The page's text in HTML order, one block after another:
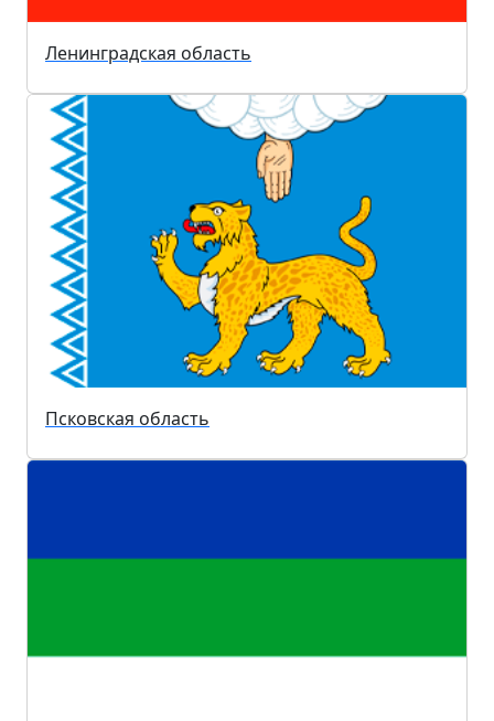
Ленинградская область
Псковская область